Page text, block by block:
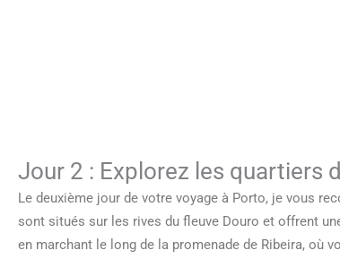
Jour 2 : Explorez les quartiers
Le deuxième jour de votre voyage à Porto, je vous
sont situés sur les rives du fleuve Douro et offrent
en marchant le long de la promenade de Ribeira, où